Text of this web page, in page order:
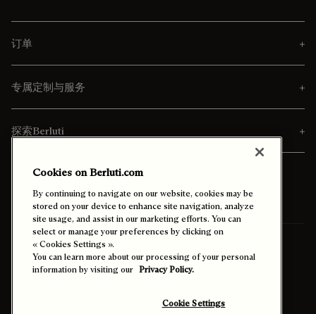
订单
专属定制与服务
探索Berluti
寄送至 台灣 (中文)
Cookies on Berluti.com
By continuing to navigate on our website, cookies may be
stored on your device to enhance site navigation, analyze
site usage, and assist in our marketing efforts. You can
select or manage your preferences by clicking on
« Cookies Settings ».
You can learn more about our processing of your personal
information by visiting our Privacy Policy.
Cookie Settings